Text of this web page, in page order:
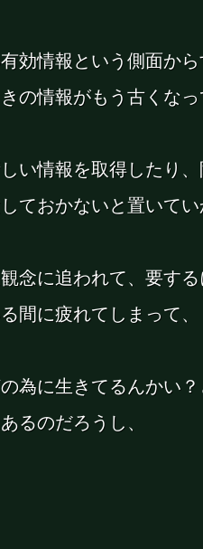
効情報という側面か
の情報がもう古くなっ
い情報を取得したり
ておかないと置いてい
念に追われて、要す
間に疲れてしまって、
為に生きてるんかい
るのだろうし、